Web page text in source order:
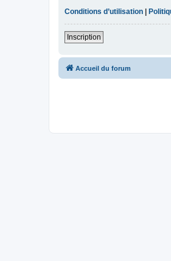
Conditions d’utilisation
Inscription
Accueil du forum